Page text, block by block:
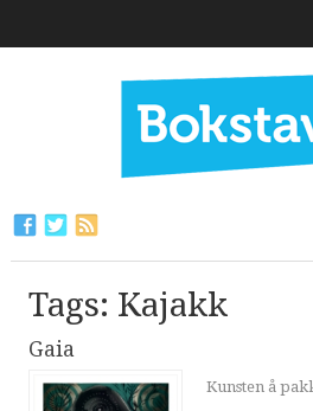
Tags: Kajakk
Gaia
Kunsten å